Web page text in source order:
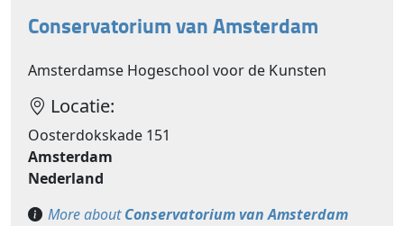
Conservatorium van Amsterdam
Amsterdamse Hogeschool voor de Kunsten
Locatie:
Oosterdokskade 151
Amsterdam
Nederland
More aboutConservatorium van Amsterdam